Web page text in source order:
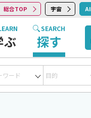
総合TOP 宇宙 AI
ぶ
SEARCH
探す
話AI AIモデル作成